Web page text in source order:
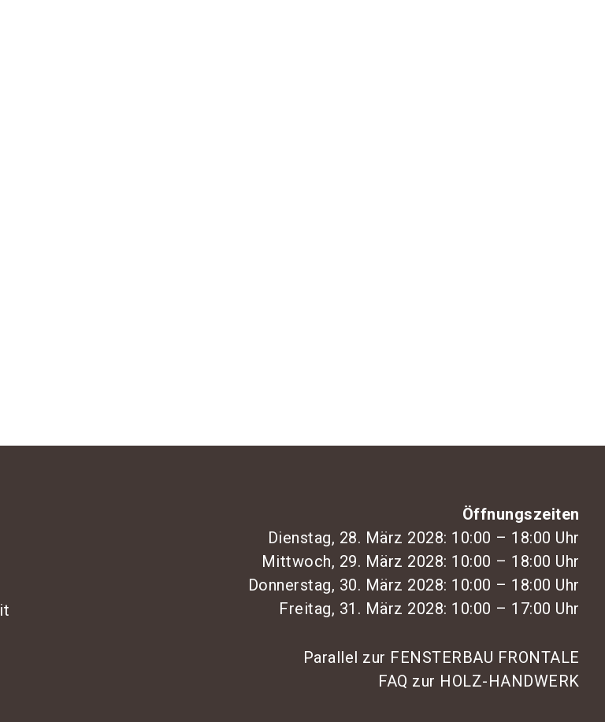
Öffnungszeiten
Dienstag, 28. März 2028: 10:00 – 18:00 Uhr
Mittwoch, 29. März 2028: 10:00 – 18:00 Uhr
Donnerstag, 30. März 2028: 10:00 – 18:00 Uhr
Freitag, 31. März 2028: 10:00 – 17:00 Uhr
Parallel zur FENSTERBAU FRONTALE
FAQ zur HOLZ-HANDWERK